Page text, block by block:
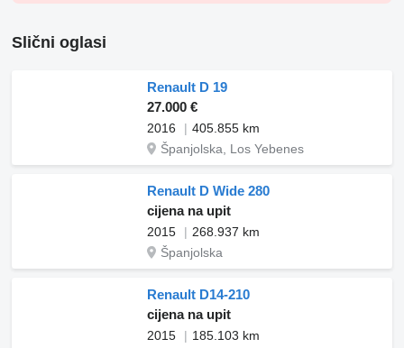
Slični oglasi
Renault D 19
27.000 €
2016
405.855 km
Španjolska, Los Yebenes
Renault D Wide 280
cijena na upit
2015
268.937 km
Španjolska
Renault D14-210
cijena na upit
2015
185.103 km